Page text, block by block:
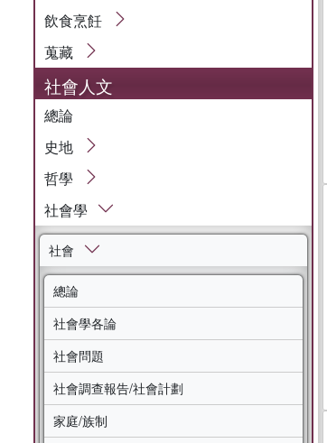
飲食烹飪
蒐藏
社會人文
總論
史地
哲學
社會學
社會
總論
社會學各論
社會問題
社會調查報告/社會計劃
家庭/族制